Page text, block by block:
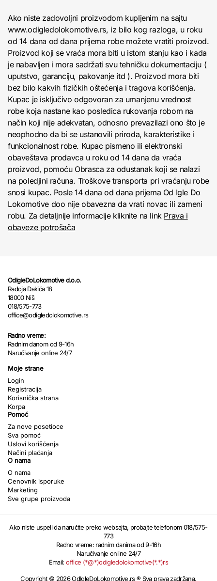
Ako niste zadovoljni proizvodom kupljenim na sajtu
www.odigledolokomotive.rs, iz bilo kog razloga, u roku
od 14 dana od dana prijema robe možete vratiti proizvod.
Proizvod koji se vraća mora biti u istom stanju kao i kada
je nabavljen i mora sadržati svu tehničku dokumentaciju (
uputstvo, garanciju, pakovanje itd ). Proizvod mora biti
bez bilo kakvih fizičkih oštećenja i tragova korišćenja.
Kupac je isključivo odgovoran za umanjenu vrednost
robe koja nastane kao posledica rukovanja robom na
način koji nije adekvatan, odnosno prevazilazi ono što je
neophodno da bi se ustanovili priroda, karakteristike i
funkcionalnost robe. Kupac pismeno ili elektronski
obaveštava prodavca u roku od 14 dana da vraća
proizvod, pomoću Obrasca za odustanak koji se nalazi
na poledjini računa. Troškove transporta pri vraćanju robe
snosi kupac. Posle 14 dana od dana prijema Od Igle Do
Lokomotive doo nije obavezna da vrati novac ili zameni
robu. Za detaljnije informacije kliknite na link Prava i
obaveze potrošača
OdIgleDoLokomotive d.o.o.
Radoja Dakića 18
18000 Niš
018/575-773
office@odigledolokomotive.rs
Radno vreme:
Radnim danom od 9-16h
Naručivanje online 24/7
Moje strane
Login
Registracija
Korisnička strana
Korpa
Pomoć
Za nove posetioce
Sva pomoć
Uslovi korišćenja
Načini plaćanja
O nama
O nama
Cenovnik isporuke
Marketing
Sve grupe proizvoda
Ako niste uspeli da naručite preko websajta, probajte telefonom 018/575-
773
Radno vreme: radnim danima od 9-16h
Naručivanje online 24/7
Email:office (*@*)odigledolokomotive(*.*)rs
Copyright © 2026 OdIgleDoLokomotive.rs ® Sva prava zadržana.